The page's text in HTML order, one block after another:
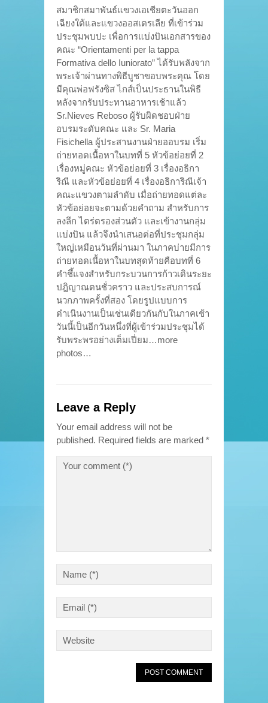
สมาชิกสมาพันธ์แขวงเอเชียตะวันออก
เฉียงใต้และแขวงออสเตรเลีย ที่เข้าร่วม
ประชุมพบปะ เพื่อการแบ่งปันเอกสารของ
คณะ “Orientamenti per la tappa
Formativa dello Iuniorato” ได้รับพลังจาก
พระเจ้าผ่านทางพิธีบูชาขอบพระคุณ โดย
มีคุณพ่อฟรังซิส ไกส์เป็นประธานในพิธี
หลังจากรับประทานอาหารเช้าแล้ว
Sr.Nieves Reboso ผู้รับผิดชอบฝ่าย
อบรมระดับคณะ และ Sr. Maria
Fisichella ผู้ประสานงานฝ่ายออบรม เริ่ม
ถ่ายทอดเนื้อหาในบทที่ 5 หัวข้อย่อยที่ 2
เรื่องหมู่คณะ หัวข้อย่อยที่ 3 เรื่องอธิกา
ริณี และหัวข้อย่อยที่ 4 เรื่องอธิการิณีเจ้า
คณะแขวงตามลำดับ เมื่อถ่ายทอดแต่ละ
หัวข้อย่อยจะตามด้วยคำถาม สำหรับการ
ลงลึก ไตร่ตรองส่วนตัว และเข้างานกลุ่ม
แบ่งปัน แล้วจึงนำเสนอต่อที่ประชุมกลุ่ม
ใหญ่เหมือนวันที่ผ่านมา ในภาคบ่ายมีการ
ถ่ายทอดเนื้อหาในบทสุดท้ายคือบทที่ 6
คำชึ้แจงสำหรับกระบวนการก้าวเดินระยะ
ปฎิญาณตนชั่วคราว และประสบการณ์
นวกภาพครั้งที่สอง โดยรูปแบบการ
ดำเนินงานเป็นเช่นเดียวกันกับในภาคเช้า
วันนี้เป็นอีกวันหนึ่งที่ผู้เข้าร่วมประชุมได้
รับพระพรอย่างเต็มเปี่ยม…more
photos…
Leave a Reply
Your email address will not be
published. Required fields are marked *